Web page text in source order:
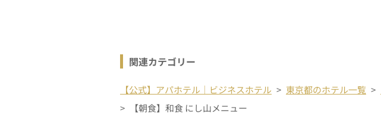
関連カテゴリー
【公式】アパホテル｜ビジネスホテル 東京都のホテル一覧
【朝食】和食 にし山メニュー